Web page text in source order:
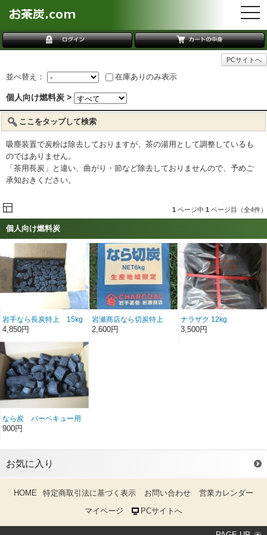
PCサイトへ
並べ替え： 在庫ありのみ表示
個人向け燃料炭 >
ここをタップして検索
吸塵装置で炭粉は除去しておりますが、茶の湯用として調整しているも
のではありません。
「茶用長炭」と違い、曲がり・節など除去しておりませんので、予めご
承知おきください。
1 ページ中 1 ページ目（全4件）
個人向け燃料炭
岩手なら長炭特上 15kg
4,850円
岩瀬商店なら切炭特上
6kg
2,600円
ナラザク 12kg
3,500円
なら炭 バーベキュー用
小箱 約 2.5kg
900円
お気に入り
HOME 特定商取引法に基づく表示 お問い合わせ
営業カレンダー
マイページ
PCサイトへ